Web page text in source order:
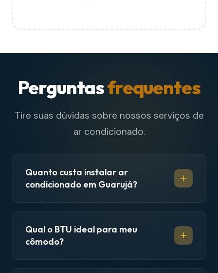
Perguntasfrequentes
Tire suas dúvidas sobre nossos serviços de
ar condicionado.
Quanto custa instalar ar
condicionado em Guarujá?
Qual o BTU ideal para meu
cômodo?